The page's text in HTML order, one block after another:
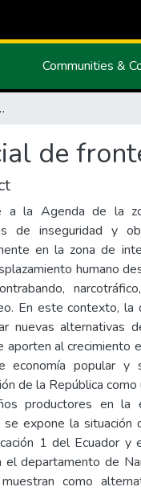
Communities &
de frontera
de
a la Agenda de la
de inseguridad y
en la zona de
humano
En este contexto, la
nuevas alternativas
aporten al crecimiento
economía popular y
de la República
productores en la
se expone la situación
1 del Ecuador y
departamento de
como